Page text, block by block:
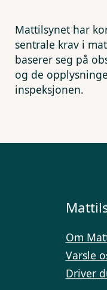
Mattilsynet har
sentrale krav i
baserer seg på
og de
inspeksjonen.
Om
Varsle
Driver